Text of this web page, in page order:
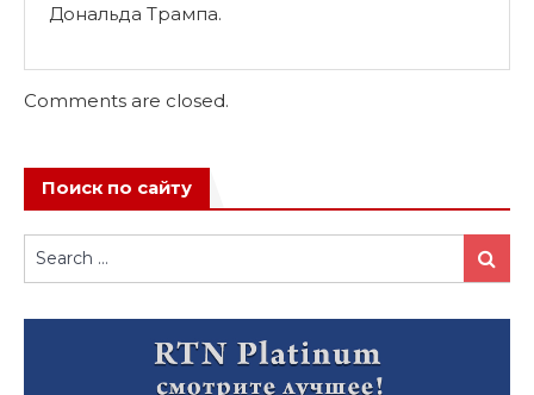
Дональда Трампа.
Comments are closed.
Поиск по сайту
Search
for:
Search